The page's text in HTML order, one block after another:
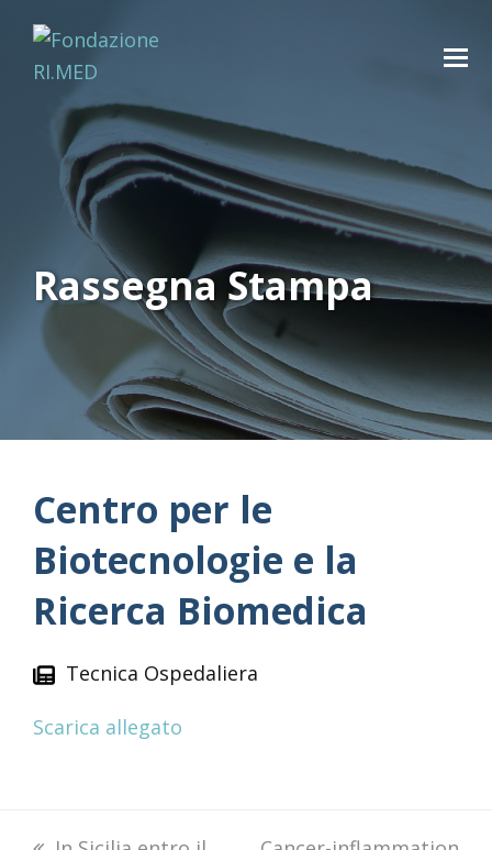
Rassegna Stampa
Centro per le
Biotecnologie e la
Ricerca Biomedica
Tecnica Ospedaliera
Scarica allegato